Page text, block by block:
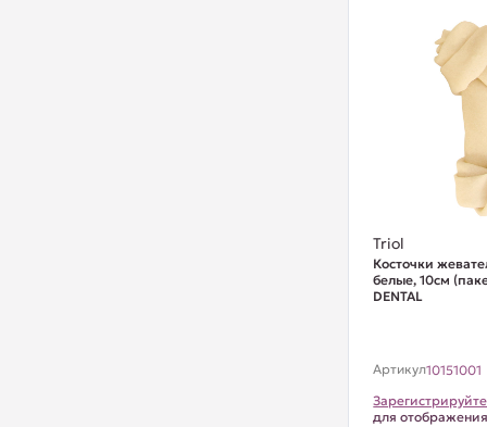
Triol
Косточки
белые, 10см
DENTAL
Артикул10151001
для